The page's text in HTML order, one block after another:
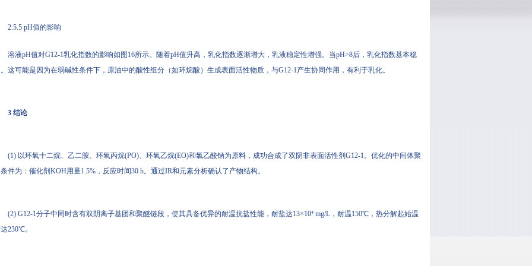
2.5.5 pH值的影响
溶液pH值对G12-1乳化指数的影响如图16所示。随着pH值升高，乳化指数逐渐增大，乳液稳定性增强。当pH>8后，乳化指数基本稳
这可能是因为在弱碱性条件下，原油中的酸性组分（如环烷酸）生成表面活性物质，与G12-1产生协同作用，有利于乳化。
3 结论
(1) 以环氧十二烷、乙二胺、环氧丙烷(PO)、环氧乙烷(EO)和氯乙酸钠为原料，成功合成了双阴非表面活性剂G12-1。优化的中间体聚
件为：催化剂KOH用量1.5%，反应时间30 h。通过IR和元素分析确认了产物结构。
(2) G12-1分子中同时含有双阴离子基团和聚醚链段，使其具备优异的耐温抗盐性能，耐盐达13×10⁴ mg/L，耐温150℃，热分解起始温
230℃。